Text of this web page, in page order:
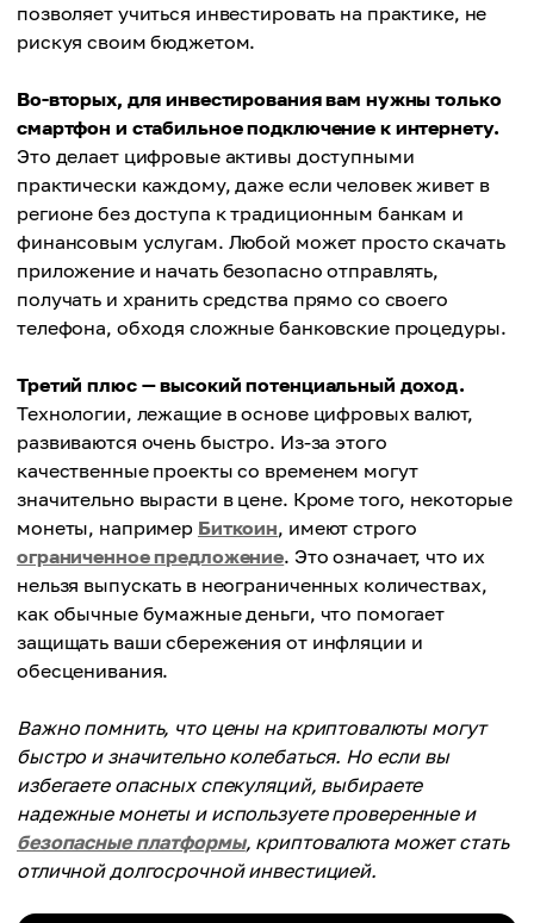
позволяет учиться инвестировать на практике, не
рискуя своим бюджетом.
Во-вторых, для инвестирования вам нужны только
смартфон и стабильное подключение к интернету.
Это делает цифровые активы доступными
практически каждому, даже если человек живет в
регионе без доступа к традиционным банкам и
финансовым услугам. Любой может просто скачать
приложение и начать безопасно отправлять,
получать и хранить средства прямо со своего
телефона, обходя сложные банковские процедуры.
Третий плюс — высокий потенциальный доход.
Технологии, лежащие в основе цифровых валют,
развиваются очень быстро. Из-за этого
качественные проекты со временем могут
значительно вырасти в цене. Кроме того, некоторые
монеты, например Биткоин, имеют строго
ограниченное предложение. Это означает, что их
нельзя выпускать в неограниченных количествах,
как обычные бумажные деньги, что помогает
защищать ваши сбережения от инфляции и
обесценивания.
Важно помнить, что цены на криптовалюты могут
быстро и значительно колебаться. Но если вы
избегаете опасных спекуляций, выбираете
надежные монеты и используете проверенные и
безопасные платформы, криптовалюта может стать
отличной долгосрочной инвестицией.